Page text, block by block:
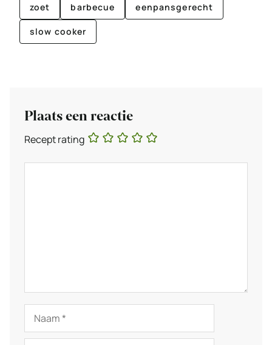
zoet barbecue eenpansgerecht
slow cooker
Plaats een reactie
Recept rating
Naam